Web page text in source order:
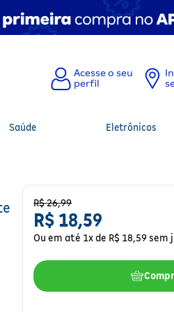
Saúde Eletrônicos
R$26,99
R$ 18,59
Ou em até 1x de R$ 18,59sem